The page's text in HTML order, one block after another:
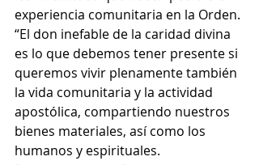
experiencia comunitaria en la Orden.
“El don inefable de la caridad divina
es lo que debemos tener presente si
queremos vivir plenamente también
la vida comunitaria y la actividad
apostólica, compartiendo nuestros
bienes materiales, así como los
humanos y espirituales.